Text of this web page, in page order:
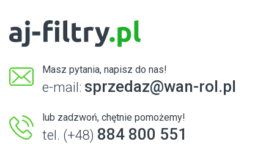
Masz pytania, napisz do nas!
e-mail: sprzedaz@wan-rol.pl
lub zadzwoń, chętnie pomożemy!
tel. (+48) 884 800 551